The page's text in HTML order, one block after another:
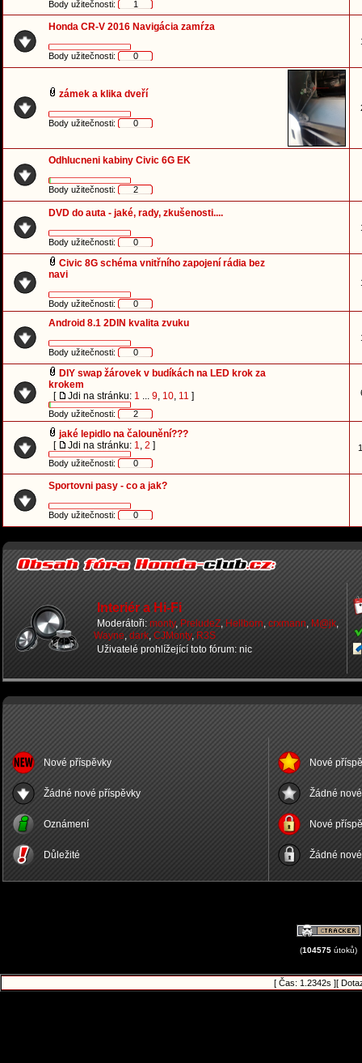
Body užitečnosti: 1
Honda CR-V 2016 Navigácia zamŕza
Body užitečnosti: 0
zámek a klika dveří
Body užitečnosti: 0
Odhlucneni kabiny Civic 6G EK
Body užitečnosti: 2
DVD do auta - jaké, rady, zkušenosti....
Body užitečnosti: 0
Civic 8G schéma vnitřního zapojení rádia bez
navi
Body užitečnosti: 0
Android 8.1 2DIN kvalita zvuku
Body užitečnosti: 0
DIY swap žárovek v budíkách na LED krok za
krokem
[
Jdi na stránku: 1 ... 9, 10, 11 ]
Body užitečnosti: 2
jaké lepidlo na čalounění???
[
Jdi na stránku: 1, 2 ]
Body užitečnosti: 0
Sportovni pasy - co a jak?
Body užitečnosti: 0
Interiér a Hi-Fi
Moderátoři: monty, PreludeZ, Hellborn, crxmann, M@jk,
Wayne, dark, CJMonty, R3S
Uživatelé prohlížející toto fórum: nic
Nové příspěvky
Žádné nové příspěvky
Oznámení
Důležité
Nové
Žádné
Nové
Žádné
(104575 útoků)
[ Čas: 1.2342s ][